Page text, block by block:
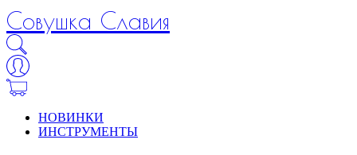
Совушка Славия
НОВИНКИ
ИНСТРУМЕНТЫ